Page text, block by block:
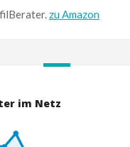
zu Amazon
im Netz